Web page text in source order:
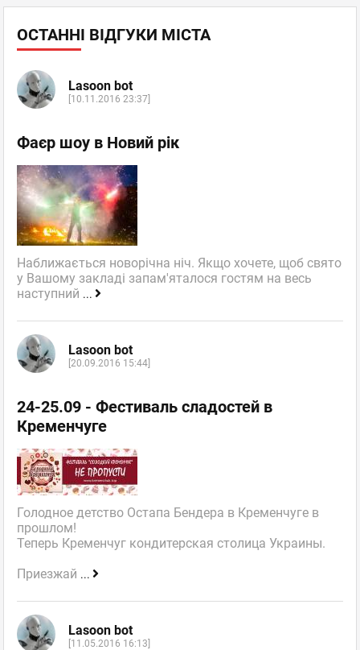
ОСТАННІ ВІДГУКИ МІСТА
Lasoon bot
[10.11.2016 23:37]
Фаєр шоу в Новий рік
Наближається новорічна ніч. Якщо хочете, щоб свято
у Вашому закладі запам'яталося гостям на весь
наступний ...
Lasoon bot
[20.09.2016 15:44]
24-25.09 - Фестиваль сладостей в
Кременчуге
Голодное детство Остапа Бендера в Кременчуге в
прошлом!
Теперь Кременчуг кондитерская столица Украины.
Приезжай ...
Lasoon bot
[11.05.2016 16:13]